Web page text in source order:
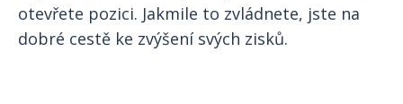
otevřete pozici. Jakmile to zvládnete, jste na
dobré cestě ke zvýšení svých zisků.